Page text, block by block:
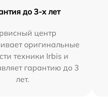
до 3-х лет
центр
оригинальные
техники Irbis и
гарантию до 3
лет.